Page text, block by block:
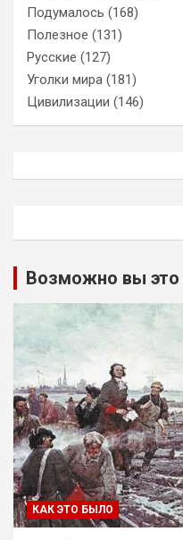
Подумалось (168)
Полезное (131)
Русские (127)
Уголки мира (181)
Цивилизации (146)
Возможно вы это
КАК ЭТО БЫЛО